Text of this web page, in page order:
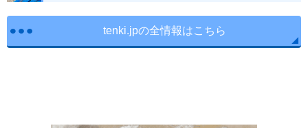
tenki.jpの全情報はこちら